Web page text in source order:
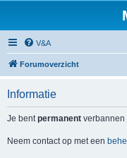
V&A
Forumoverzicht
Informatie
Je bentpermanent verbannen
Neem contact op met een